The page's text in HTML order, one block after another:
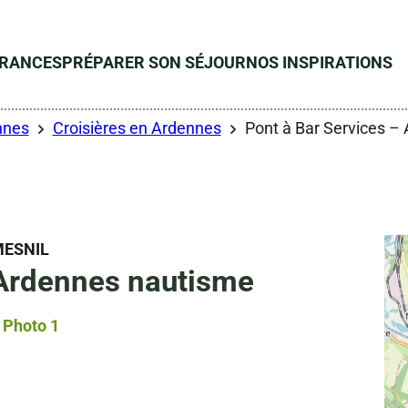
PRÉPARER SON SÉJOURNOS INSPIRATIONS
Croisières en Ardennes Pont à Bar Services
nautisme
Photo 1, © Droits gérés – www.pontabarnautisme.fr